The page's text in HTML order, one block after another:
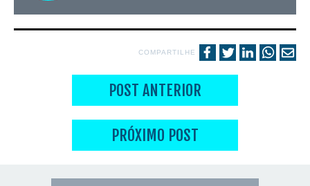
COMPARTILHE
POST ANTERIOR
PRÓXIMO POST